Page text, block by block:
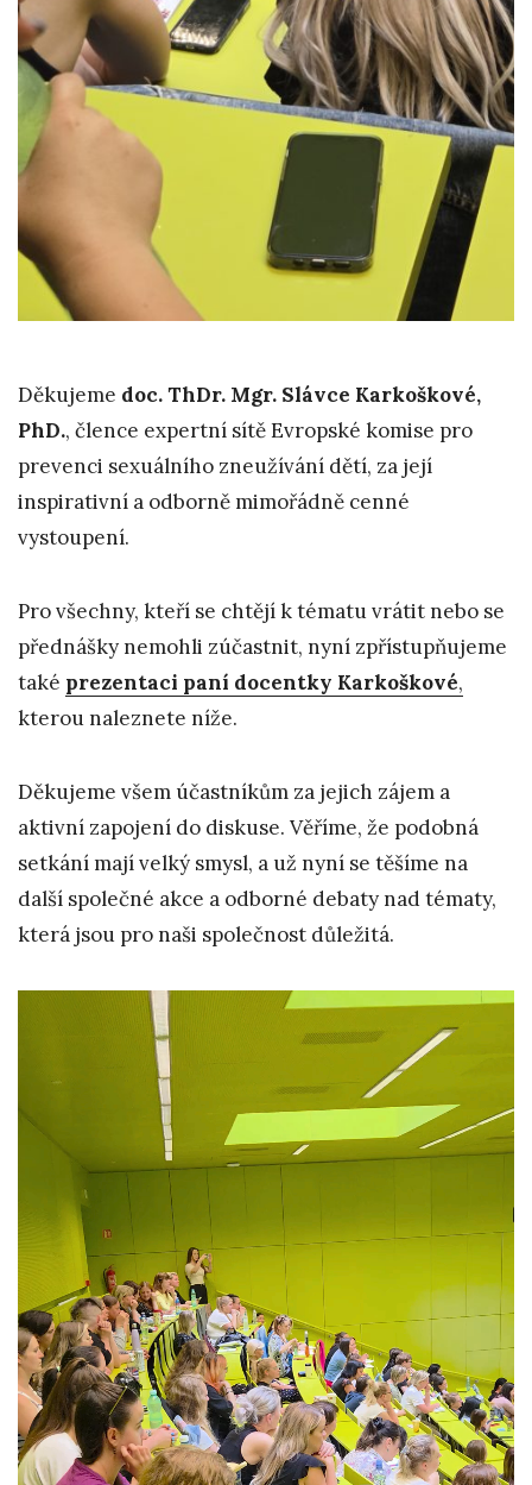
Děkujeme doc. ThDr. Mgr. Slávce Karkoškové,
PhD., člence expertní sítě Evropské komise pro
prevenci sexuálního zneužívání dětí, za její
inspirativní a odborně mimořádně cenné
vystoupení.
Pro všechny, kteří se chtějí k tématu vrátit nebo se
přednášky nemohli zúčastnit, nyní zpřístupňujeme
také prezentaci paní docentky Karkoškové,
kterou naleznete níže.
Děkujeme všem účastníkům za jejich zájem a
aktivní zapojení do diskuse. Věříme, že podobná
setkání mají velký smysl, a už nyní se těšíme na
další společné akce a odborné debaty nad tématy,
která jsou pro naši společnost důležitá.